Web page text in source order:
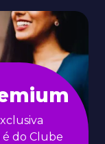
do Clube